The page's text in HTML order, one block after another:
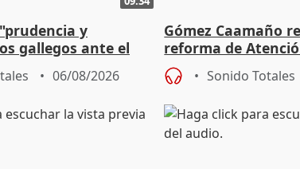
y
gallegos ante el
agosto
06/08/2026
Gómez Caamaño
reforma de
reforzará la
Sonido Totales